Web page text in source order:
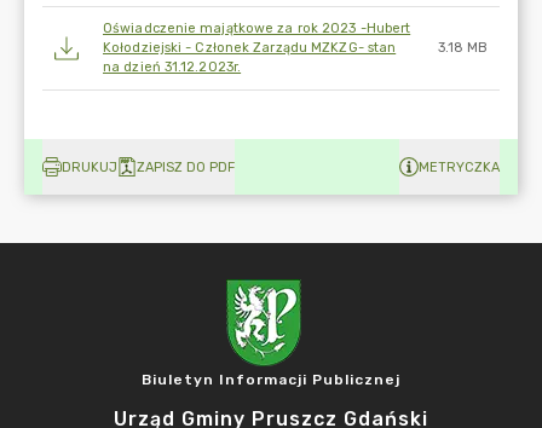
Oświadczenie majątkowe za rok 2023 -Hubert
Kołodziejski - Członek Zarządu MZKZG- stan
na dzień 31.12.2023r.
3.18 MB
DRUKUJ ZAPISZ DO PDF METRYCZKA
Biuletyn Informacji Publicznej
Urząd Gminy Pruszcz Gdański